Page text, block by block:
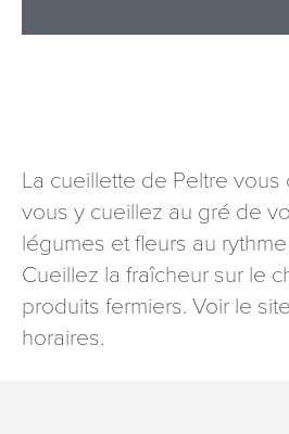
La cueillette de Peltre vous
vous y cueillez au gré de
légumes et fleurs au
Cueillez la fraîcheur sur le
produits fermiers. Voir le
horaires.
Les informations recueillies à partir
mention contraire). Vous disposez
rectification et d’opposition aux
que vous pouvez exercer en
courriel à
signé accompagné de la copie d’un
l’adresse suivante : Meurthe &